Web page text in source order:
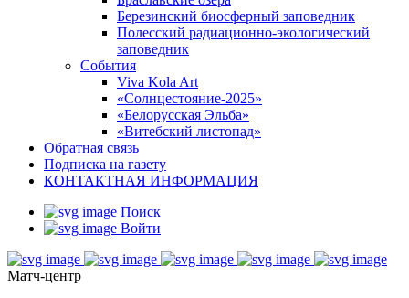
Березинский биосферный заповедник
Полесский радиационно-экологический
заповедник
События
Viva Kola Art
«Солнцестояние-2025»
«Белорусская Эльба»
«Витебский листопад»
Обратная связь
Подписка на газету
КОНТАКТНАЯ ИНФОРМАЦИЯ
Поиск
Войти
Матч-центр